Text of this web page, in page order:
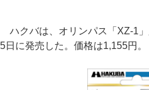
ハクバは、オリンパス「XZ-1
5日に発売した。価格は1,155円。